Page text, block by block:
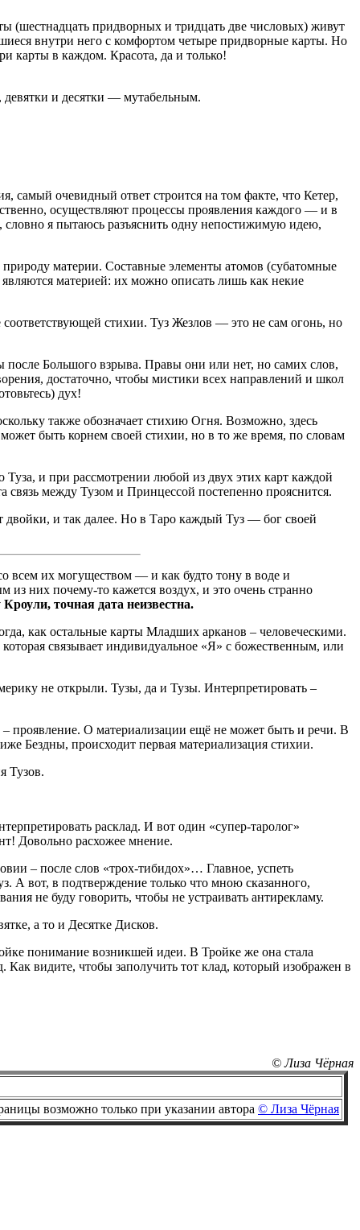
(шестнадцать придворных и тридцать две числовых) живут
внутри него с комфортом четыре придворные карты. Но
карты в каждом. Красота, да и только!
и десятки — мутабельным.
самый очевидный ответ строится на том факте, что Кетер,
осуществляют процессы проявления каждого — и в
словно я пытаюсь разъяснить одну непостижимую идею,
материи. Составные элементы атомов (субатомные
материей: их можно описать лишь как некие
стихии. Туз Жезлов — это не сам огонь, но
Большого взрыва. Правы они или нет, но самих слов,
достаточно, чтобы мистики всех направлений и школ
дух!
также обозначает стихию Огня. Возможно, здесь
быть корнем своей стихии, но в то же время, по словам
и при рассмотрении любой из двух этих карт каждой
связь между Тузом и Принцессой постепенно прояснится.
и так далее. Но в Таро каждый Туз — бог своей
всем их могуществом — и как будто тону в воде и
из них почему-то кажется воздух, и это очень странно
точная дата неизвестна.
как остальные карты Младших арканов – человеческими.
связывает индивидуальное «Я» с божественным, или
не открыли. Тузы, да и Тузы. Интерпретировать –
проявление. О материализации ещё не может быть и речи. В
Бездны, происходит первая материализация стихии.
Тузов.
расклад. И вот один «супер-таролог»
Довольно расхожее мнение.
– после слов «трох-тибидох»… Главное, успеть
А вот, в подтверждение только что мною сказанного,
не буду говорить, чтобы не устраивать антирекламу.
а то и Десятке Дисков.
понимание возникшей идеи. В Тройке же она стала
видите, чтобы заполучить тот клад, который изображен в
© Лиза Чёрная
возможно только при указании автора © Лиза Чёрная